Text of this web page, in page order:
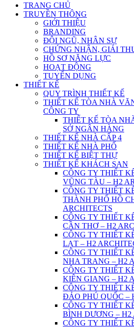
TRANG CHỦ
TRUYỀN THÔNG
GIỚI THIỆU
BRANDING
ĐỘI NGŨ, NHÂN SỰ
CHỨNG NHẬN, GIẢI
HỒ SƠ NĂNG LỰC
HOẠT ĐỘNG
TUYỂN DỤNG
THIẾT KẾ
QUY TRÌNH THIẾT KẾ
THIẾT KẾ TÒA NHÀ
CÔNG TY
THIẾT KẾ TÒA
SỞ NGÂN HÀNG
THIẾT KẾ NHÀ CẤP 4
THIẾT KẾ NHÀ PHỐ
THIẾT KẾ BIỆT THỰ
THIẾT KẾ KHÁCH SẠN
CÔNG TY THIẾT
VŨNG TÀU – H2
CÔNG TY THIẾT
THÀNH PHỐ HỒ
ARCHITECTS
CÔNG TY THIẾT
CẦN THƠ – H2
CÔNG TY THIẾT
LẠT – H2
CÔNG TY THIẾT
NHA TRANG – H2
CÔNG TY THIẾT
KIÊN GIANG – H2
CÔNG TY THIẾT
ĐẢO PHÚ QUỐC –
CÔNG TY THIẾT
BÌNH DƯƠNG – H2
CÔNG TY THIẾT